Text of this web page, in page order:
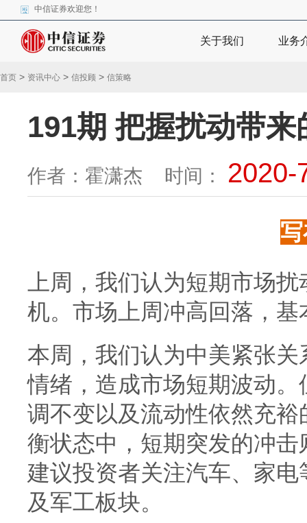
中信证券欢迎您！
关于我们 业务
首页 > 资讯中心 > 信投顾 > 信策略
191期 把握扰动带来
作者：霍潇杰 时间： 2020-
上周，我们认为短期市场
机。市场上周冲高回落，
本周，我们认为中美紧张
情绪，造成市场短期波动
调不变以及流动性依然充
衡状态中，短期突发的冲
建议投资者关注汽车、家
及军工板块。